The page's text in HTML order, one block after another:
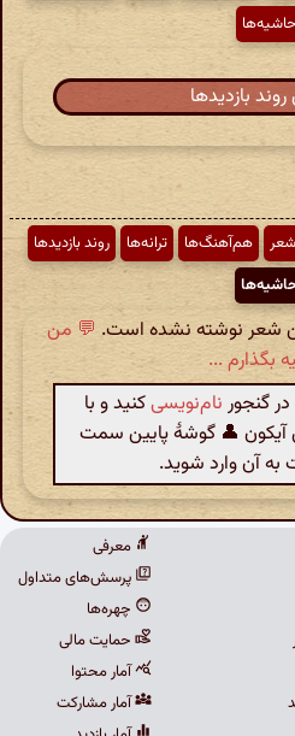
حاشیه‌ها
روند بازدیدها
هم‌آهنگ‌ها ترانه‌ها
روند بازدیدها
شعر نوشته نشده است. 💬 من
بگذارم ...
گنجور نام‌نویسیکنید و با
آیکون 👤 گوشهٔ پایین سمت
آن وارد شوید.
معرفی
پرسش‌های متداول
چهره‌ها
حمایت مالی
آمار محتوا
آمار مشارکت